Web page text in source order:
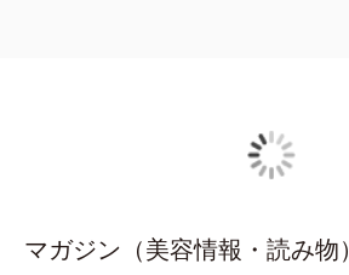
マガジン（美容情報・読み物）